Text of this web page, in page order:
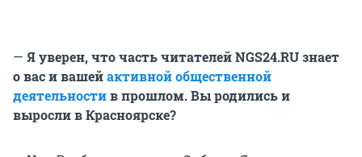
— Я уверен, что часть читателей NGS24.RU знает
о вас и вашейактивной общественной
деятельностив прошлом. Вы родились и
выросли в Красноярске?